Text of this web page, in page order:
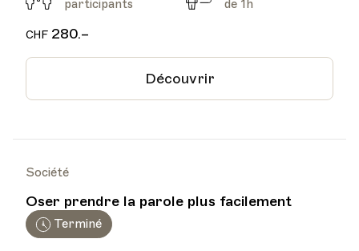
participants
de 1h
CHF280.–
Découvrir
Société
Oser prendre la parole plus facilement
Terminé